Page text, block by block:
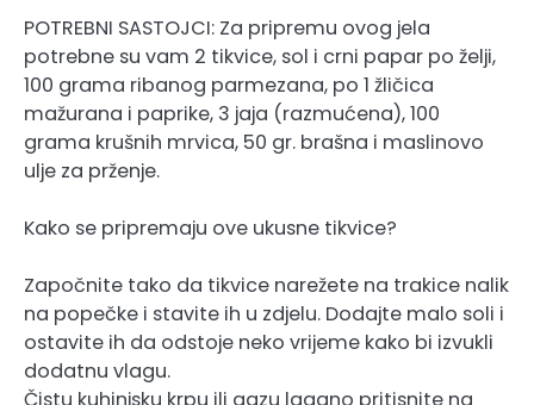
POTREBNI SASTOJCI: Za pripremu ovog jela
potrebne su vam 2 tikvice, sol i crni papar po želji,
100 grama ribanog parmezana, po 1 žličica
mažurana i paprike, 3 jaja (razmućena), 100
grama krušnih mrvica, 50 gr. brašna i maslinovo
ulje za prženje.
Kako se pripremaju ove ukusne tikvice?
Započnite tako da tikvice narežete na trakice nalik
na popečke i stavite ih u zdjelu. Dodajte malo soli i
ostavite ih da odstoje neko vrijeme kako bi izvukli
dodatnu vlagu.